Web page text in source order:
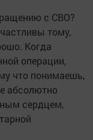
с СВО?
тому,
Когда
операции,
что понимаешь,
абсолютно
сердцем,